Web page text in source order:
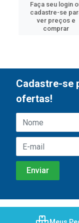
Faça seu login
cadastre-se
ver preços e
comprar
Cadastre-se
ofertas!